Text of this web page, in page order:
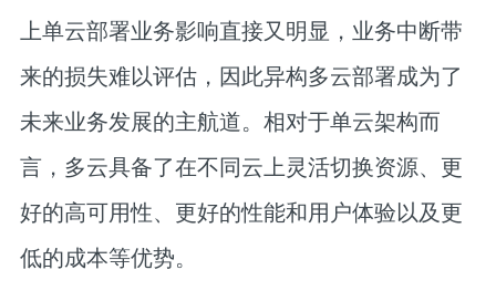
上单云部署业务影响直接又明显，业务中断带
来的损失难以评估，因此异构多云部署成为了
未来业务发展的主航道。相对于单云架构而
言，多云具备了在不同云上灵活切换资源、更
好的高可用性、更好的性能和用户体验以及更
低的成本等优势。